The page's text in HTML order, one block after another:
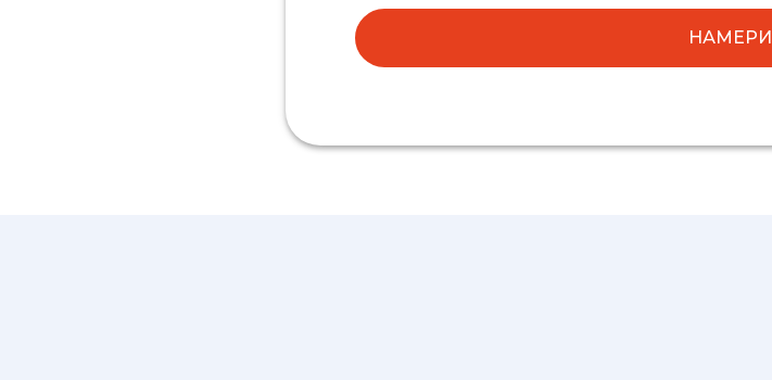
НАМЕРИ